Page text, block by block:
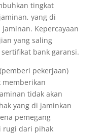
tingkat
yang di
Kepercayaan
yang saling
bank garansi.
pekerjaan)
tidak akan
yang di jaminkan
pemegang
rugi dari pihak